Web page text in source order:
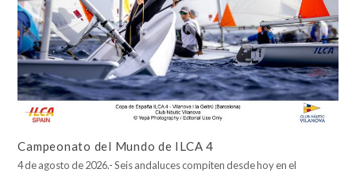
Campeonato del Mundo de ILCA 4
4 de agosto de 2026.- Seis andaluces compiten desde hoy en el